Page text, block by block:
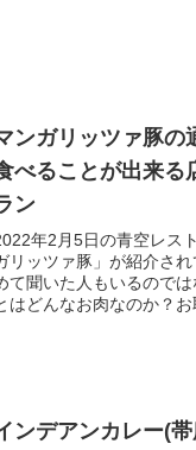
ンガリッツァ豚の
べることが出来る
ン
年2月5日の青空レス
リッツァ豚」が紹介さ
て聞いた人もいるので
はどんなお肉なのか？お
ンデアンカレー(